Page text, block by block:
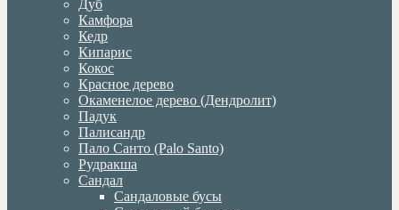
Дуб
Камфора
Кедр
Кипарис
Кокос
Красное дерево
Окаменелое дерево (Дендролит)
Падук
Палисандр
Пало Санто (Palo Santo)
Рудракша
Сандал
Сандаловые бусы